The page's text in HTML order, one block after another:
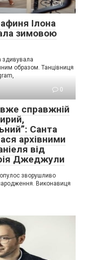
0
Ілона
зимовою
здивувала
образом. Танцівниця
0
справжній
Санта
архівними
від
Джеджули
зворушливо
Виконавиця